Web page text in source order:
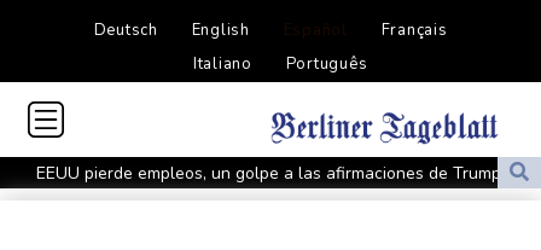
Deutsch English Español
Français
Italiano
Português
EEUU pierde empleos, un golpe a las afirmaciones de Trump
sobre la economía